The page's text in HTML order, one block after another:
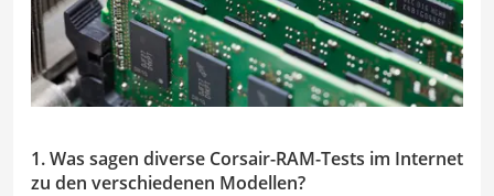
1. Was sagen diverse Corsair-RAM-Tests im Internet
zu den verschiedenen Modellen?